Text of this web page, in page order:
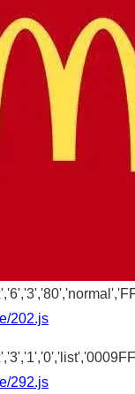
202.js
292.js